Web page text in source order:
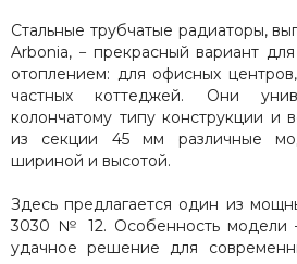
Стальные трубчатые радиаторы,
Arbonia, − прекрасный вариант
отоплением: для офисных
частных коттеджей. Они
колончатому типу конструкции и
из секции 45 мм различные
шириной и высотой.
Здесь предлагается один из
3030 № 12. Особенность модели
удачное решение для